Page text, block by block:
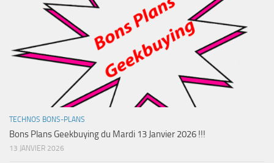
TECHNOS BONS-PLANS
Bons Plans Geekbuying du Mardi 13 Janvier 2026 !!!
13 JANVIER 2026